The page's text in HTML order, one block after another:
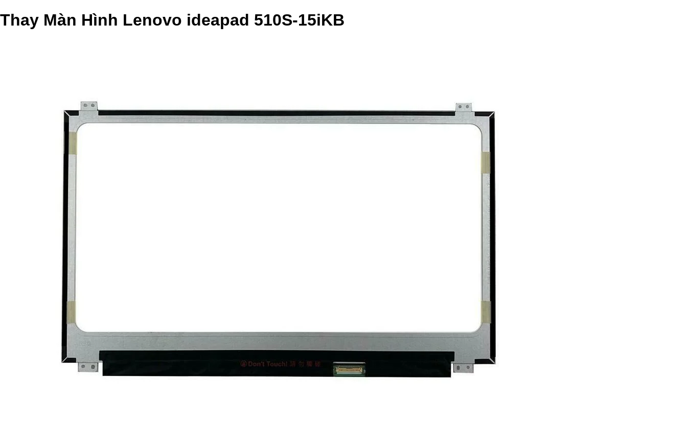
Thay Màn Hình Lenovo ideapad 510S-15iKB